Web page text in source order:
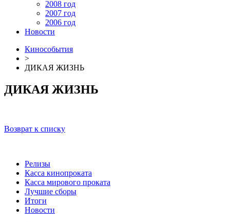
2008 год
2007 год
2006 год
Новости
Кинособытия
>
ДИКАЯ ЖИЗНЬ
ДИКАЯ ЖИЗНЬ
Возврат к списку
Релизы
Касса кинопроката
Касса мирового проката
Лучшие сборы
Итоги
Новости